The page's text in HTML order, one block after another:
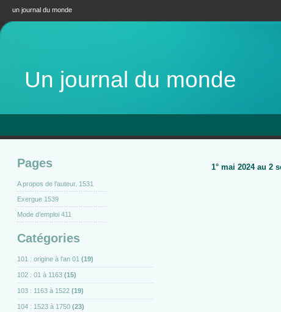
un journal du monde
Un journal du monde
Pages
A propos de l’auteur. 1531
Exergue 1539
Mode d’emploi 411
Catégories
101 : origine à l'an 01 (19)
102 : 01 à 1163 (15)
103 : 1163 à 1522 (19)
104 : 1523 à 1750 (23)
1° mai 2024 au 2